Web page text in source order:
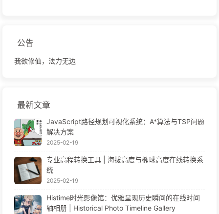
公告
我欲修仙，法力无边
最新文章
JavaScript路径规划可视化系统：A*算法与TSP问题
解决方案
2025-02-19
专业高程转换工具 | 海拔高度与椭球高度在线转换系
统
2025-02-19
Histime时光影像馆：优雅呈现历史瞬间的在线时间
轴相册 | Historical Photo Timeline Gallery